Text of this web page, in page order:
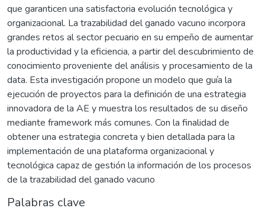
que garanticen una satisfactoria evolución tecnológica y
organizacional. La trazabilidad del ganado vacuno incorpora
grandes retos al sector pecuario en su empeño de aumentar
la productividad y la eficiencia, a partir del descubrimiento de
conocimiento proveniente del análisis y procesamiento de la
data. Esta investigación propone un modelo que guía la
ejecución de proyectos para la definición de una estrategia
innovadora de la AE y muestra los resultados de su diseño
mediante framework más comunes. Con la finalidad de
obtener una estrategia concreta y bien detallada para la
implementación de una plataforma organizacional y
tecnológica capaz de gestión la información de los procesos
de la trazabilidad del ganado vacuno
Palabras clave